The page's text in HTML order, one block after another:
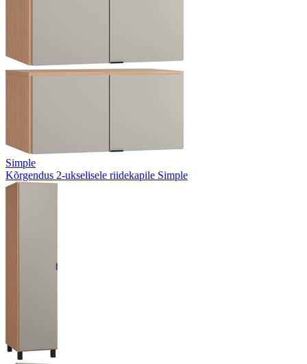
Simple
Kõrgendus 2-ukselisele riidekapile Simple